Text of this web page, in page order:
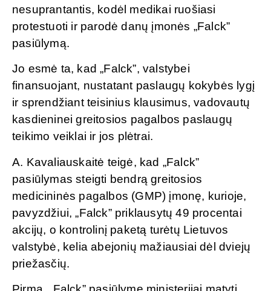
nesuprantantis, kodėl medikai ruošiasi
protestuoti ir parodė danų įmonės „Falck”
pasiūlymą.
Jo esmė ta, kad „Falck”, valstybei
finansuojant, nustatant paslaugų kokybės lygį
ir sprendžiant teisinius klausimus, vadovautų
kasdieninei greitosios pagalbos paslaugų
teikimo veiklai ir jos plėtrai.
A. Kavaliauskaitė teigė, kad „Falck”
pasiūlymas steigti bendrą greitosios
medicininės pagalbos (GMP) įmonę, kurioje,
pavyzdžiui, „Falck” priklausytų 49 procentai
akcijų, o kontrolinį paketą turėtų Lietuvos
valstybė, kelia abejonių mažiausiai dėl dviejų
priežasčių.